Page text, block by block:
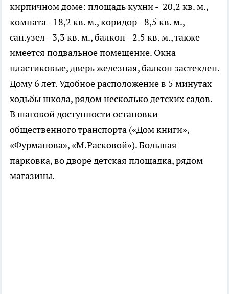
кирпичном доме: площадь кухни - 20,2 кв. м.,
комната - 18,2 кв. м., коридор - 8,5 кв. м.,
сан.узел - 3,3 кв. м., балкон - 2.5 кв. м., также
имеется подвальное помещение. Окна
пластиковые, дверь железная, балкон застеклен.
Дому 6 лет. Удобное расположение в 5 минутах
ходьбы школа, рядом несколько детских садов.
В шаговой доступности остановки
общественного транспорта («Дом книги»,
«Фурманова», «М.Расковой»). Большая
парковка, во дворе детская площадка, рядом
магазины.